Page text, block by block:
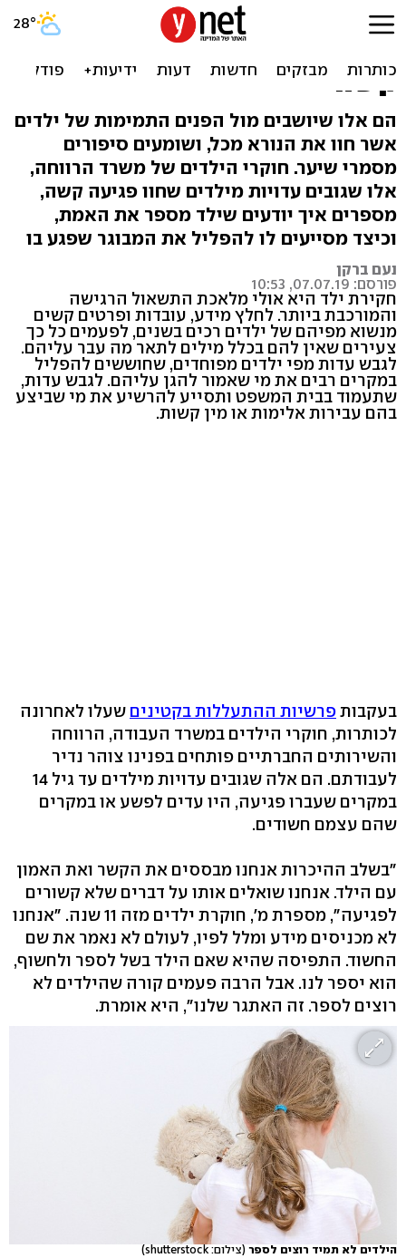
חוקרים חושפים: "כך לוקחים
עדות מילדים שחוו פגיעה
קשה"
הם אלו שיושבים מול הפנים התמימות של ילדים
אשר חוו את הנורא מכל, ושומעים סיפורים
מסמרי שיער. חוקרי הילדים של משרד הרווחה,
אלו שגובים עדויות מילדים שחוו פגיעה קשה,
מספרים איך יודעים שילד מספר את האמת,
וכיצד מסייעים לו להפליל את המבוגר שפגע בו
נעם ברקן
פורסם: 07.07.19, 10:53
חקירת ילד היא אולי מלאכת התשאול הרגישה
והמורכבת ביותר. לחלץ מידע, עובדות ופרטים קשים
מנשוא מפיהם של ילדים רכים בשנים, לפעמים כל כך
צעירים שאין להם בכלל מילים לתאר מה עבר עליהם.
לגבש עדות מפי ילדים מפוחדים, שחוששים להפליל
במקרים רבים את מי שאמור להגן עליהם. לגבש עדות,
שתעמוד בבית המשפט ותסייע להרשיע את מי שביצע
בהם עבירות אלימות או מין קשות.
בעקבותפרשיות ההתעללות בקטינים שעלו לאחרונה
לכותרות, חוקרי הילדים במשרד העבודה, הרווחה
והשירותים החברתיים פותחים בפנינו צוהר נדיר
לעבודתם. הם אלה שגובים עדויות מילדים עד גיל 14
במקרים שעברו פגיעה, היו עדים לפשע או במקרים
שהם עצמם חשודים.
"בשלב ההיכרות אנחנו מבססים את הקשר ואת האמון
עם הילד. אנחנו שואלים אותו על דברים שלא קשורים
לפגיעה", מספרת מ', חוקרת ילדים מזה 11 שנה. "אנחנו
לא מכניסים מידע ומלל לפיו, לעולם לא נאמר את שם
החשוד. התפיסה שהיא שאם הילד בשל לספר ולחשוף,
הוא יספר לנו. אבל הרבה פעמים קורה שהילדים לא
רוצים לספר. זה האתגר שלנו", היא אומרת.
הילדים לא תמיד רוצים לספר (צילום: shutterstock)